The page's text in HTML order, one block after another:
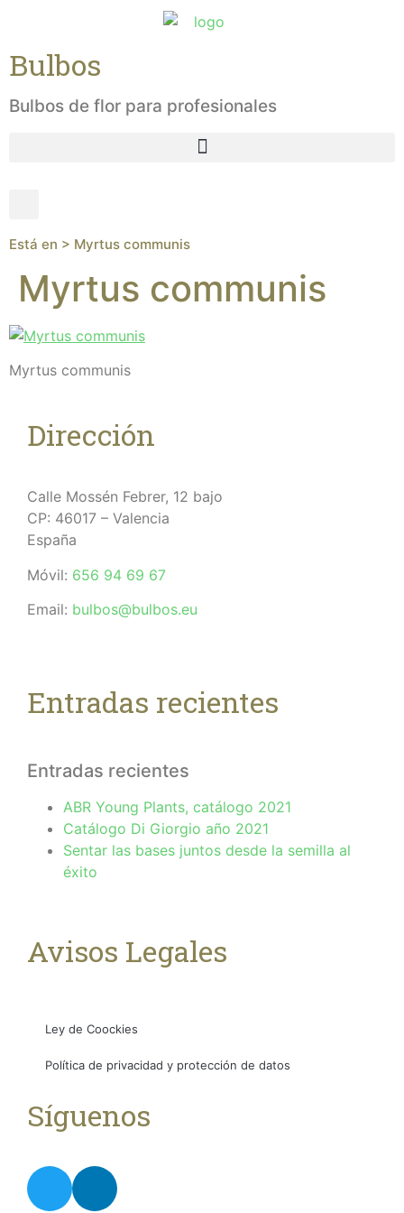
Bulbos
Bulbos de flor para profesionales
Está en > Myrtus communis
Myrtus communis
Myrtus communis
Dirección
Calle Mossén Febrer, 12 bajo
CP: 46017 – Valencia
España
Móvil: 656 94 69 67
Email: bulbos@bulbos.eu
Entradas recientes
Entradas recientes
ABR Young Plants, catálogo 2021
Catálogo Di Giorgio año 2021
Sentar las bases juntos desde la semilla al
éxito
Avisos Legales
Ley de Coockies
Política de privacidad y protección de datos
Síguenos